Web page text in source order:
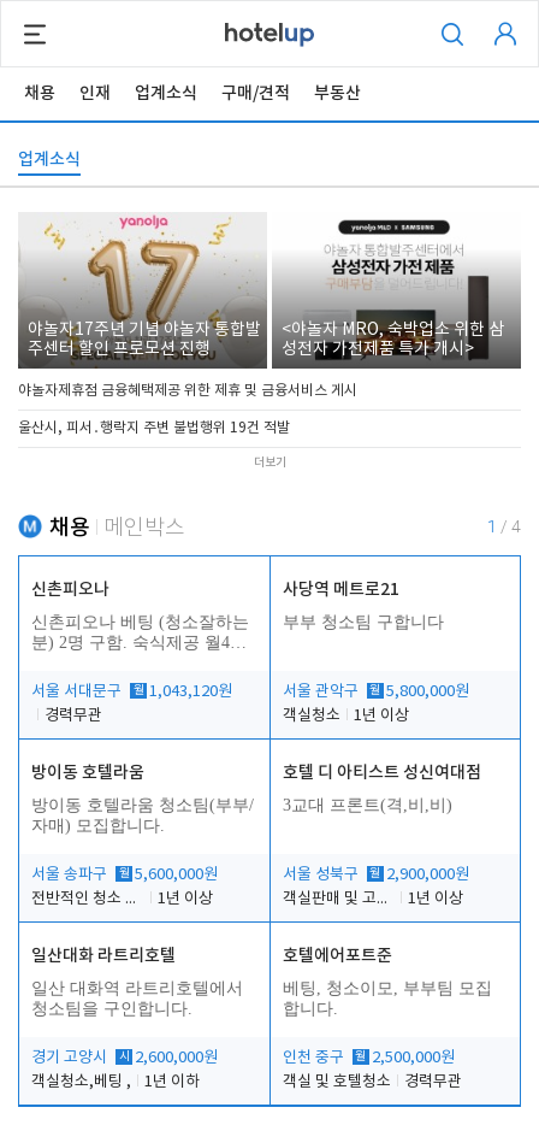
채용 인재 업계소식 구매/견적 부동산
업계소식
야놀자17주년 기념 야놀자 통합발
주센터 할인 프로모션 진행
<야놀자 MRO, 숙박업소 위한 삼
성전자 가전제품 특가 개시>
야놀자제휴점 금융혜택제공 위한 제휴 및 금융서비스 게시
울산시, 피서․행락지 주변 불법행위 19건 적발
더보기
채용 메인박스 1 / 4
신촌피오나
신촌피오나 베팅 (청소잘하는
분) 2명 구함. 숙식제공 월4회
서울 서대문구
월 1,043,120원
경력무관
사당역 메트로21
부부 청소팀 구합니다
서울 관악구 월 5,800,000원
객실청소
1년 이상
방이동 호텔라움
방이동 호텔라움 청소팀(부부/
자매) 모집합니다.
서울 송파구 월 5,600,000원
전반적인 청소 업무(객실청소.객실정리)
1년 이상
호텔 디 아티스트 성신여대점
3교대 프론트(격,비,비)
서울 성북구 월 2,900,000원
객실판매 및 고객응대
1년 이상
일산대화 라트리호텔
일산 대화역 라트리호텔에서
청소팀을 구인합니다.
경기 고양시 시
2,600,000원
객실청소,베팅 ,
1년 이하
호텔에어포트준
베팅, 청소이모, 부부팀 모집
합니다.
인천 중구 월 2,500,000원
객실 및 호텔청소
경력무관